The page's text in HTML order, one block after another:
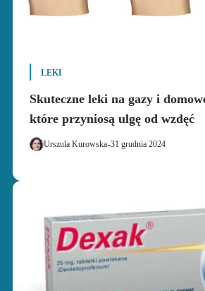
LEKI
Skuteczne leki na gazy i
które przyniosą ulgę od wzdęć
Urszula Kurowska-31 grudnia 2024